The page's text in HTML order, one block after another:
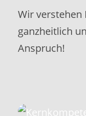
Wir verstehen
ganzheitlich
Anspruch!